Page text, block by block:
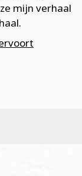
mijn verhaal